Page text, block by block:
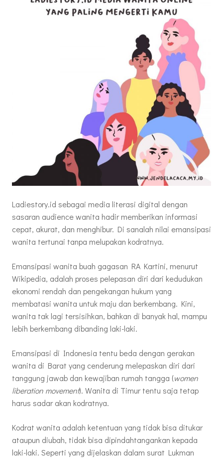
Ladiestory.id sebagai media literasi digital dengan
sasaran audience wanita hadir memberikan informasi
cepat, akurat, dan menghibur. Di sanalah nilai emansipasi
wanita tertunai tanpa melupakan kodratnya.
Emansipasi wanita buah gagasan RA Kartini, menurut
Wikipedia, adalah proses pelepasan diri dari kedudukan
ekonomi rendah dan pengekangan hukum yang
membatasi wanita untuk maju dan berkembang. Kini,
wanita tak lagi tersisihkan, bahkan di banyak hal, mampu
lebih berkembang dibanding laki-laki.
Emansipasi di Indonesia tentu beda dengan gerakan
wanita di Barat yang cenderung melepaskan diri dari
tanggung jawab dan kewajiban rumah tangga (women
liberation movement). Wanita di Timur tentu saja tetap
harus sadar akan kodratnya.
Kodrat wanita adalah ketentuan yang tidak bisa ditukar
ataupun diubah, tidak bisa dipindahtangankan kepada
laki-laki. Seperti yang dijelaskan dalam surat Lukman